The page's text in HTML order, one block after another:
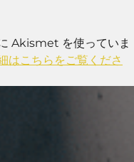
Akismet を使っていま
はこちらをご覧くださ